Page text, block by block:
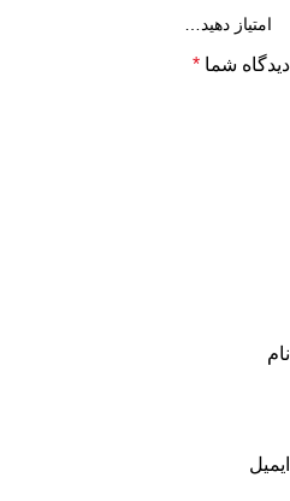
دیدگاه شما *
نام
ایمیل